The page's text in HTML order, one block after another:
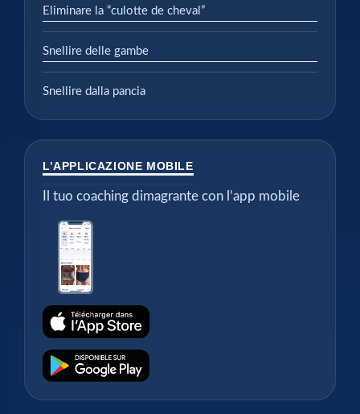
Eliminare la “culotte de cheval”
Snellire delle gambe
Snellire dalla pancia
L’APPLICAZIONE MOBILE
Il tuo coaching dimagrante con l’app mobile